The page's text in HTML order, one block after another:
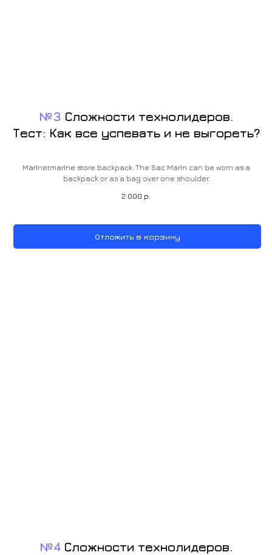
№3 Сложности технолидеров.
Тест: Как все успевать и не выгореть?
Marinetmarine store backpack. The Sac Marin can be worn as a
backpack or as a bag over one shoulder.
2 000 р.
Отложить в корзину
№4 Сложности технолидеров.